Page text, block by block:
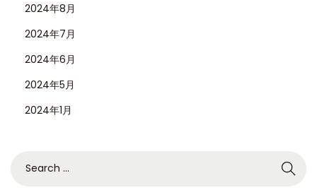
2024年8月
2024年7月
2024年6月
2024年5月
2024年1月